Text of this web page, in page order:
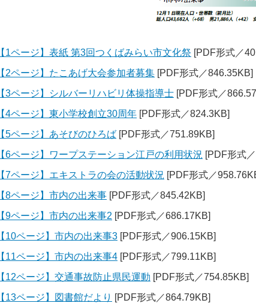
【1ページ】表紙 第3回つくばみらい市文化祭 [PDF形式／
【2ページ】たこあげ大会参加者募集 [PDF形式／846.35KB]
【3ページ】シルバーリハビリ体操指導士 [PDF形式／
【4ページ】東小学校創立30周年 [PDF形式／824.3KB]
【5ページ】あそびのひろば [PDF形式／751.89KB]
【6ページ】ワープステーション江戸の利用状況 [PDF形式
【7ページ】エキストラの会の活動状況 [PDF形式／
【8ページ】市内の出来事 [PDF形式／845.42KB]
【9ページ】市内の出来事2 [PDF形式／686.17KB]
【10ページ】市内の出来事3 [PDF形式／906.15KB]
【11ページ】市内の出来事4 [PDF形式／799.11KB]
【12ページ】交通事故防止県民運動 [PDF形式／754.85KB]
【13ページ】図書館だより [PDF形式／864.79KB]